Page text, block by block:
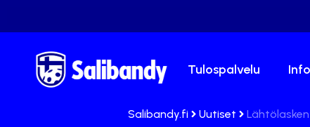
Tulospalvelu Info
Salibandy.fi Uutiset